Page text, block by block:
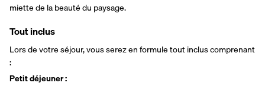
miette de la beauté du paysage.
Tout inclus
Lors de votre séjour, vous serez en formule tout inclus comprenant
:
Petit déjeuner :